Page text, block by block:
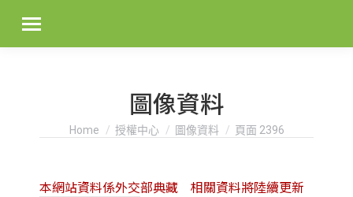
圖像資料
You are here:
Home 授權中心 圖像資料 頁面 2396
本網站資料係外交部典藏 相關資料將陸續更新